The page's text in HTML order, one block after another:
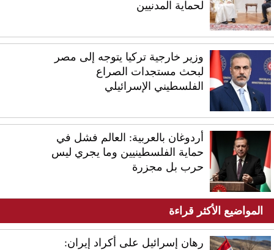
لحماية المدنيين
وزير خارجية تركيا يتوجه إلى مصر
لبحث مستجدات الصراع
الفلسطيني الإسرائيلي
أردوغان بالعربية: العالم فشل في
حماية الفلسطينيين وما يجري ليس
حرب بل مجزرة
المواضيع الأكثر قراءة
رهان إسرائيل على أكراد إيران: